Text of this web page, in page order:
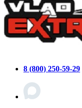
8 (800) 250-59-29